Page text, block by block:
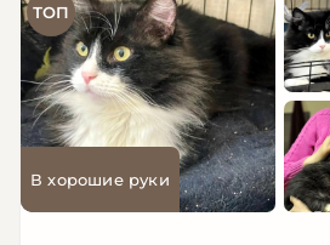
ТОП
В хорошие руки